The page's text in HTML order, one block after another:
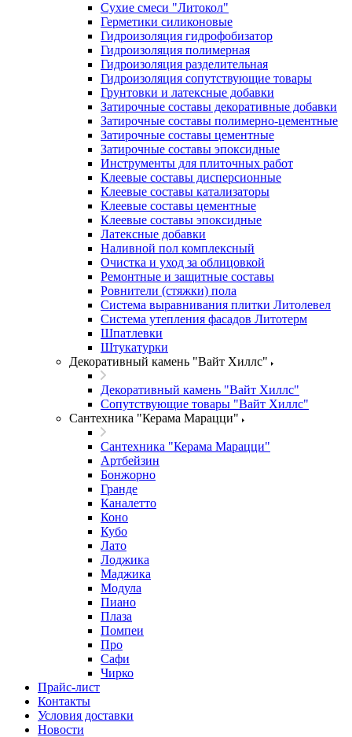
Сухие смеси "Литокол"
Герметики силиконовые
Гидроизоляция гидрофобизатор
Гидроизоляция полимерная
Гидроизоляция разделительная
Гидроизоляция сопутствующие товары
Грунтовки и латексные добавки
Затирочные составы декоративные добавки
Затирочные составы полимерно-цементные
Затирочные составы цементные
Затирочные составы эпоксидные
Инструменты для плиточных работ
Клеевые составы дисперсионные
Клеевые составы катализаторы
Клеевые составы цементные
Клеевые составы эпоксидные
Латексные добавки
Наливной пол комплексный
Очистка и уход за облицовкой
Ремонтные и защитные составы
Ровнители (стяжки) пола
Система выравнивания плитки Литолевел
Система утепления фасадов Литотерм
Шпатлевки
Штукатурки
Декоративный камень "Вайт Хиллс"
Декоративный камень "Вайт Хиллс"
Сопутствующие товары "Вайт Хиллс"
Сантехника "Керама Марацци"
Сантехника "Керама Марацци"
Артбейзин
Бонжорно
Гранде
Каналетто
Коно
Кубо
Лато
Лоджика
Маджика
Модула
Пиано
Плаза
Помпеи
Про
Сафи
Чирко
Прайс-лист
Контакты
Условия доставки
Новости